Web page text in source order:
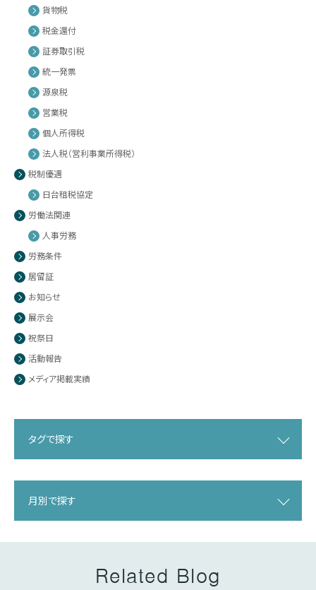
貨物税
税金還付
証券取引税
統一発票
源泉税
営業税
個人所得税
法人税（営利事業所得税）
税制優遇
日台租税協定
労働法関連
人事労務
労務条件
居留証
お知らせ
展示会
祝祭日
活動報告
メディア掲載実績
タグで探す
月別で探す
Related Blog